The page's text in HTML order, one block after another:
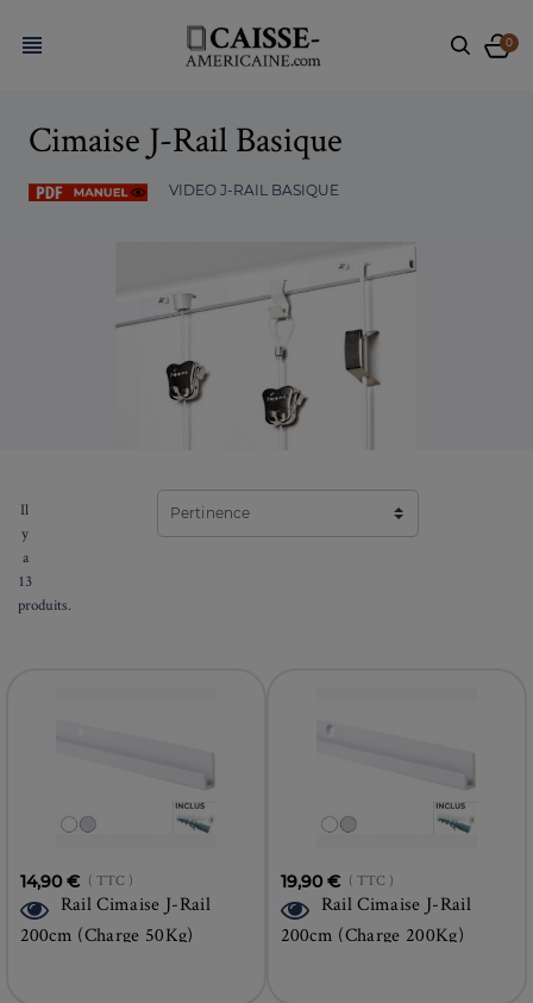
 0
Cimaise J-Rail Basique
VIDEO J-RAIL BASIQUE
Il
y
a
13
produits.
Pertinence
14,90 € ( TTC )
Rail Cimaise J-Rail
200cm (Charge 50Kg)
19,90 € ( TTC )
Rail Cimaise J-Rail
200cm (Charge 200Kg)